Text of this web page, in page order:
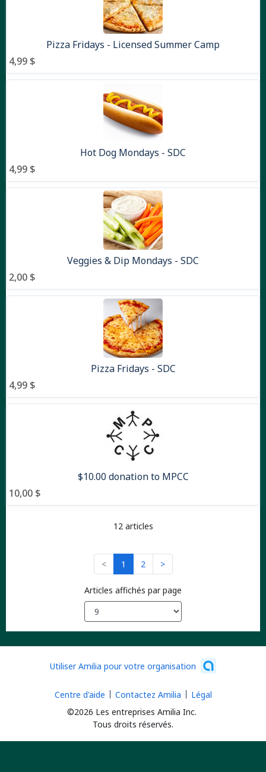
Pizza Fridays - Licensed Summer Camp
4,99 $
Hot Dog Mondays - SDC
4,99 $
Veggies & Dip Mondays - SDC
2,00 $
Pizza Fridays - SDC
4,99 $
$10.00 donation to MPCC
10,00 $
12 articles
< 1 2 >
Articles affichés par page
Utiliser Amilia pour votre organisation
©2026 Les entreprises Amilia Inc.
Tous droits réservés.
Centre d'aide Contactez Amilia Légal